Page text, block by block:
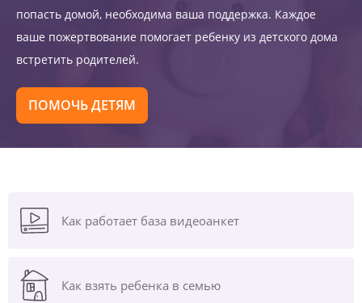
попасть домой, необходима ваша поддержка. Каждое
ваше пожертвование помогает ребенку из детского дома
встретить родителей.
ПОМОЧЬ ДЕТЯМ
Как работает база видеоанкет
Как взять ребенка в семью